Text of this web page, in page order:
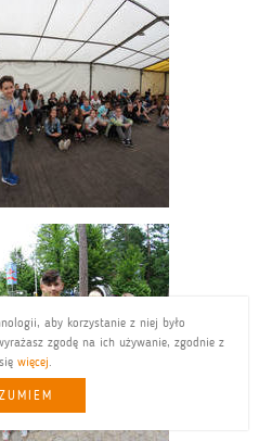
aby korzystanie z niej było
zgodę na ich używanie, zgodnie z
więcej.